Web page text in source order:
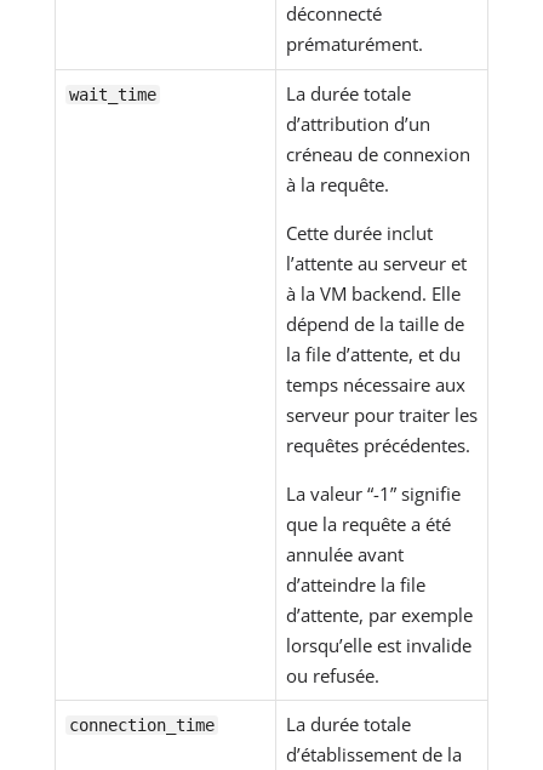
déconnecté
prématurément.
wait_time
La durée totale
d’attribution d’un
créneau de connexion
à la requête.
Cette durée inclut
l’attente au serveur et
à la VM backend. Elle
dépend de la taille de
la file d’attente, et du
temps nécessaire aux
serveur pour traiter les
requêtes précédentes.
La valeur “-1” signifie
que la requête a été
annulée avant
d’atteindre la file
d’attente, par exemple
lorsqu’elle est invalide
ou refusée.
connection_time
La durée totale
d’établissement de la